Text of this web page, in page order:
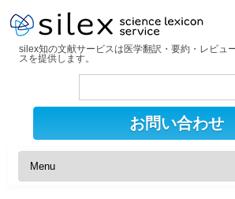
silex知の文献サービスは医学翻訳・要約・レビュ
スを提供します。
検
お問い合わせ